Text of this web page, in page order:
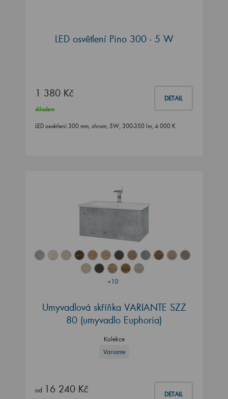
LED osvětlení Pino 300 - 5 W
1 380 Kč DETAIL
skladem
LED osvětlení 300 mm, chrom, 5W, 300-350 lm, 4 000 K
+10
Umyvadlová skříňka VARIANTE SZZ
80 (umyvadlo Euphoria)
Kolekce
Variante
od 16 240 Kč DETAIL